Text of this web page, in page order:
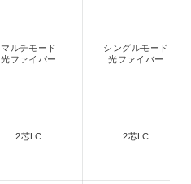
マルチモード
光ファイバー
シングルモード
光ファイバー
2芯LC 2芯LC